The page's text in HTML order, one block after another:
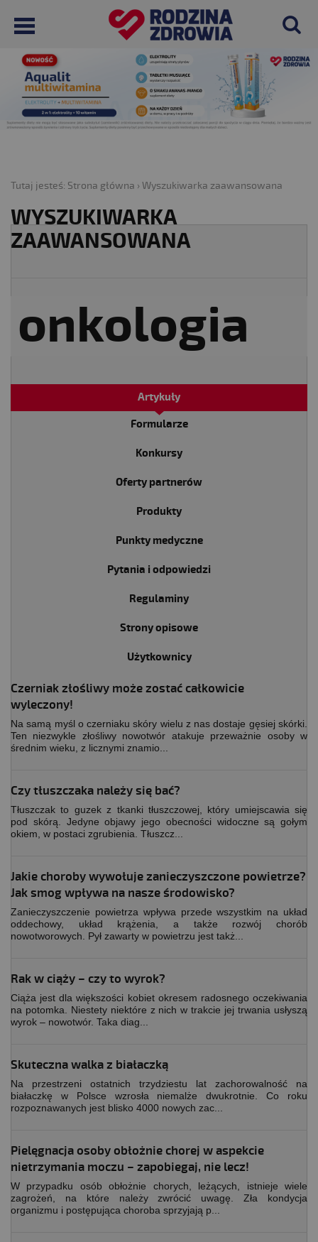
Tutaj jesteś: Strona główna › Wyszukiwarka zaawansowana
WYSZUKIWARKA
ZAAWANSOWANA
Artykuły
Formularze
Konkursy
Oferty partnerów
Produkty
Punkty medyczne
Pytania i odpowiedzi
Regulaminy
Strony opisowe
Użytkownicy
Czerniak złośliwy może zostać całkowicie
wyleczony!
Na samą myśl o czerniaku skóry wielu z nas dostaje gęsiej skórki.
Ten niezwykle złośliwy nowotwór atakuje przeważnie osoby w
średnim wieku, z licznymi znamio...
Czy tłuszczaka należy się bać?
Tłuszczak to guzek z tkanki tłuszczowej, który umiejscawia się
pod skórą. Jedyne objawy jego obecności widoczne są gołym
okiem, w postaci zgrubienia. Tłuszcz...
Jakie choroby wywołuje zanieczyszczone powietrze?
Jak smog wpływa na nasze środowisko?
Zanieczyszczenie powietrza wpływa przede wszystkim na układ
oddechowy, układ krążenia, a także rozwój chorób
nowotworowych. Pył zawarty w powietrzu jest takż...
Rak w ciąży – czy to wyrok?
Ciąża jest dla większości kobiet okresem radosnego oczekiwania
na potomka. Niestety niektóre z nich w trakcie jej trwania usłyszą
wyrok – nowotwór. Taka diag...
Skuteczna walka z białaczką
Na przestrzeni ostatnich trzydziestu lat zachorowalność na
białaczkę w Polsce wzrosła niemalże dwukrotnie. Co roku
rozpoznawanych jest blisko 4000 nowych zac...
Pielęgnacja osoby obłożnie chorej w aspekcie
nietrzymania moczu – zapobiegaj, nie lecz!
W przypadku osób obłożnie chorych, leżących, istnieje wiele
zagrożeń, na które należy zwrócić uwagę. Zła kondycja
organizmu i postępująca choroba sprzyjają p...